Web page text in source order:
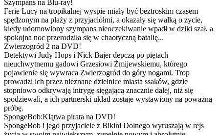
Szympans na Blu-ray!
Ferie Lucy na tropikalnej wyspie miały być beztroskim czasem
spędzonym na plaży z przyjaciółmi, a okazały się walką o życie,
kiedy udomowiony szympans nieoczekiwanie wpadł w dziki szał, a
spokojna noc przerodziła się w chaotyczną batalię...
Zwierzogród 2 na DVD!
Detektywi Judy Hops i Nick Bajer depczą po piętach
nieuchwytnemu gadowi Grzesiowi Żmijewskiemu, którego
pojawienie się wywraca Zwierzogród do góry nogami. Trop
prowadzi ich przez nieznane dzielnice miasta ssaków, gdzie
stopniowo odkrywają intrygę sięgającą znacznie dalej, niż się
spodziewali, a ich partnerski układ zostaje wystawiony na poważną
próbę.
SpongeBob:Klątwa pirata na DVD!
SpongeBob i jego przyjaciele z Bikini Dolnego wyruszają w rejs